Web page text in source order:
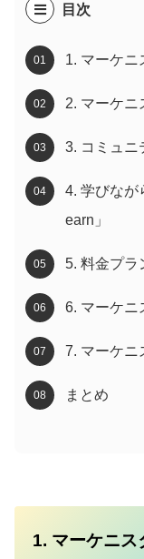
目次
1. マーケニ
2. マーケニ
3. コミュニ
4. 学びなが
earn」
5. 料金プラ
6. マーケニ
7. マーケニ
まとめ
1. マーケニス